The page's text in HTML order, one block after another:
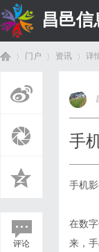
昌邑信
门户 资讯
›
详
评论
手
手机
在数
来，